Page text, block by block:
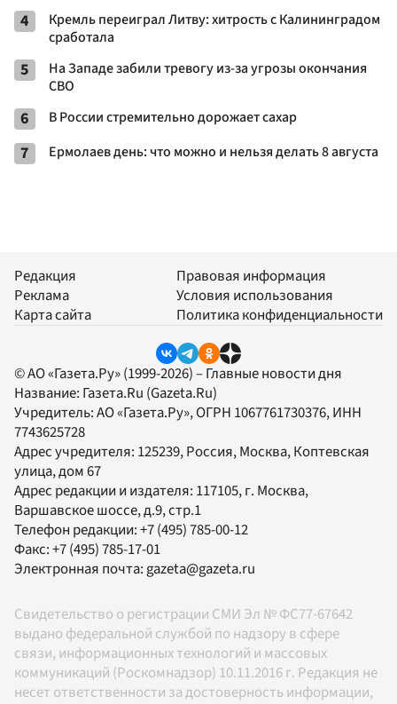
4
Кремль переиграл Литву: хитрость с Калининградом
сработала
5
На Западе забили тревогу из-за угрозы окончания
СВО
6 В России стремительно дорожает сахар
7 Ермолаев день: что можно и нельзя делать 8 августа
Редакция
Реклама
Карта сайта
Правовая информация
Условия использования
Политика конфиденциальности
© АО «Газета.Ру» (1999-2026) – Главные новости дня
Название: Газета.Ru (Gazeta.Ru)
Учредитель:АО «Газета.Ру», ОГРН 1067761730376, ИНН
7743625728
Адрес учредителя: 125239, Россия, Москва, Коптевская
улица, дом 67
Адрес редакции и издателя: 117105, г. Москва,
Варшавское шоссе, д.9, стр.1
Телефон редакции:+7 (495) 785-00-12
Факс:+7 (495) 785-17-01
Электронная почта: gazeta@gazeta.ru
Свидетельство о регистрации СМИ Эл № ФС77-67642
выдано федеральной службой по надзору в сфере
связи, информационных технологий и массовых
коммуникаций (Роскомнадзор) 10.11.2016 г. Редакция не
несет ответственности за достоверность информации,